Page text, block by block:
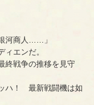
河商人……」
エンだ。
終戦争の推移を見守
ハ！ 最新戦闘機は如